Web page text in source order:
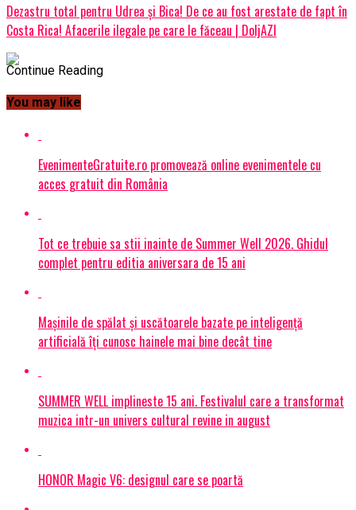
Dezastru total pentru Udrea și Bica! De ce au fost arestate de fapt în
Costa Rica! Afacerile ilegale pe care le făceau | DoljAZI
Continue Reading
You may like
EvenimenteGratuite.ro promovează online evenimentele cu
acces gratuit din România
Tot ce trebuie sa stii inainte de Summer Well 2026. Ghidul
complet pentru editia aniversara de 15 ani
Mașinile de spălat și uscătoarele bazate pe inteligență
artificială îți cunosc hainele mai bine decât tine
SUMMER WELL implineste 15 ani. Festivalul care a transformat
muzica intr-un univers cultural revine in august
HONOR Magic V6: designul care se poartă